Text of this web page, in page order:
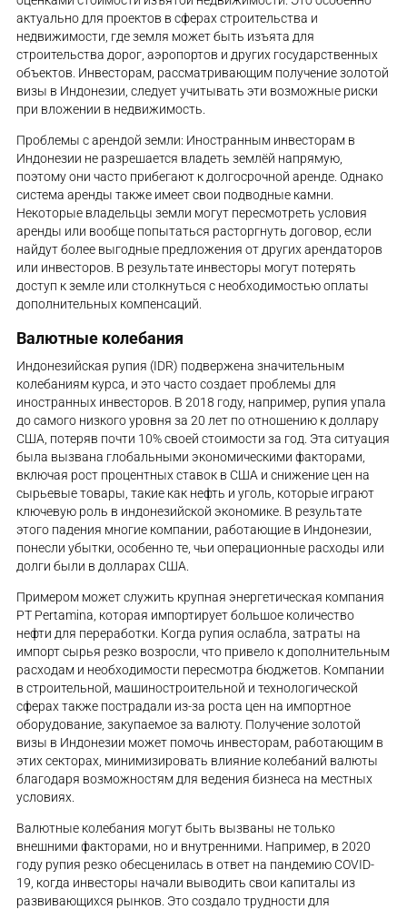
актуально для проектов в сферах строительства и
недвижимости, где земля может быть изъята для
строительства дорог, аэропортов и других государственных
объектов. Инвесторам, рассматривающим получение золотой
визы в Индонезии, следует учитывать эти возможные риски
при вложении в недвижимость.
Проблемы с арендой земли: Иностранным инвесторам в
Индонезии не разрешается владеть землёй напрямую,
поэтому они часто прибегают к долгосрочной аренде. Однако
система аренды также имеет свои подводные камни.
Некоторые владельцы земли могут пересмотреть условия
аренды или вообще попытаться расторгнуть договор, если
найдут более выгодные предложения от других арендаторов
или инвесторов. В результате инвесторы могут потерять
доступ к земле или столкнуться с необходимостью оплаты
дополнительных компенсаций.
Валютные колебания
Индонезийская рупия (IDR) подвержена значительным
колебаниям курса, и это часто создает проблемы для
иностранных инвесторов. В 2018 году, например, рупия упала
до самого низкого уровня за 20 лет по отношению к доллару
США, потеряв почти 10% своей стоимости за год. Эта ситуация
была вызвана глобальными экономическими факторами,
включая рост процентных ставок в США и снижение цен на
сырьевые товары, такие как нефть и уголь, которые играют
ключевую роль в индонезийской экономике. В результате
этого падения многие компании, работающие в Индонезии,
понесли убытки, особенно те, чьи операционные расходы или
долги были в долларах США.
Примером может служить крупная энергетическая компания
PT Pertamina, которая импортирует большое количество
нефти для переработки. Когда рупия ослабла, затраты на
импорт сырья резко возросли, что привело к дополнительным
расходам и необходимости пересмотра бюджетов. Компании
в строительной, машиностроительной и технологической
сферах также пострадали из-за роста цен на импортное
оборудование, закупаемое за валюту. Получение золотой
визы в Индонезии может помочь инвесторам, работающим в
этих секторах, минимизировать влияние колебаний валюты
благодаря возможностям для ведения бизнеса на местных
условиях.
Валютные колебания могут быть вызваны не только
внешними факторами, но и внутренними. Например, в 2020
году рупия резко обесценилась в ответ на пандемию COVID-
19, когда инвесторы начали выводить свои капиталы из
развивающихся рынков. Это создало трудности для